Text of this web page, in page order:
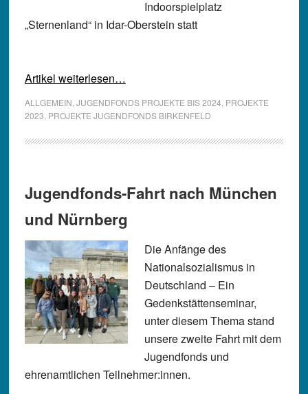
Indoorspielplatz
„Sternenland“ in Idar-Oberstein statt
Artikel weiterlesen…
ALLGEMEIN JUGENDFONDS PROJEKTE BIS 2024 PROJEKTE
2023 PROJEKTE JUGENDFONDS BIRKENFELD
Jugendfonds-Fahrt nach München
und Nürnberg
Die Anfänge des
Nationalsozialismus in
Deutschland – Ein
Gedenkstättenseminar,
unter diesem Thema stand
unsere zweite Fahrt mit dem
Jugendfonds und
ehrenamtlichen Teilnehmer:innen.